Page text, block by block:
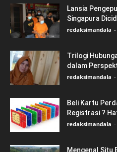
Lansia
Singapura
redaksimandala -
Trilogi
dalam
redaksimandala -
Beli Kartu
Registrasi ?
redaksimandala -
Mengenal Situ